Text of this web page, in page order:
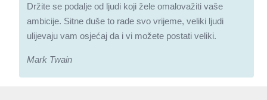
Držite se podalje od ljudi koji žele omalovažiti vaše
ambicije. Sitne duše to rade svo vrijeme, veliki ljudi
ulijevaju vam osjećaj da i vi možete postati veliki.
Mark Twain